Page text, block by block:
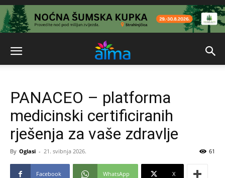
PANACEO – platforma
medicinski certificiranih
rješenja za vaše zdravlje
By Oglasi - 21. svibnja 2026. 61
Facebook WhatsApp X